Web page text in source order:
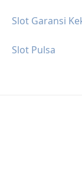
Slot Garansi
Slot Pulsa